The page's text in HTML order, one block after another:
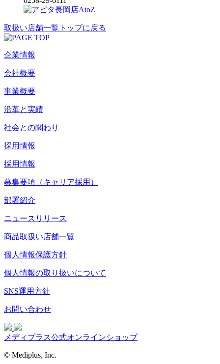
取扱い店舗一覧トップに戻る
企業情報
会社概要
事業概要
沿革と実績
社会との関わり
採用情報
採用情報
募集要項（キャリア採用）
部署紹介
ニュースリリース
商品取扱い店舗一覧
個人情報保護方針
個人情報の取り扱いについて
SNS運用方針
お問い合わせ
メディプラス公式オンラインショップ
© Mediplus, Inc.